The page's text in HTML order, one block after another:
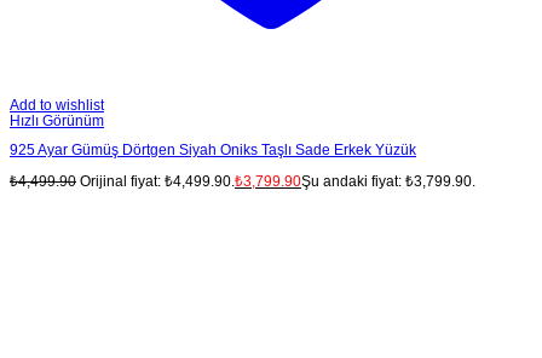
Add to wishlist
Hızlı Görünüm
925 Ayar Gümüş Dörtgen Siyah Oniks Taşlı Sade Erkek Yüzük
₺4,499.90 Orijinal fiyat: ₺4,499.90. ₺3,799.90Şu andaki fiyat: ₺3,799.90.